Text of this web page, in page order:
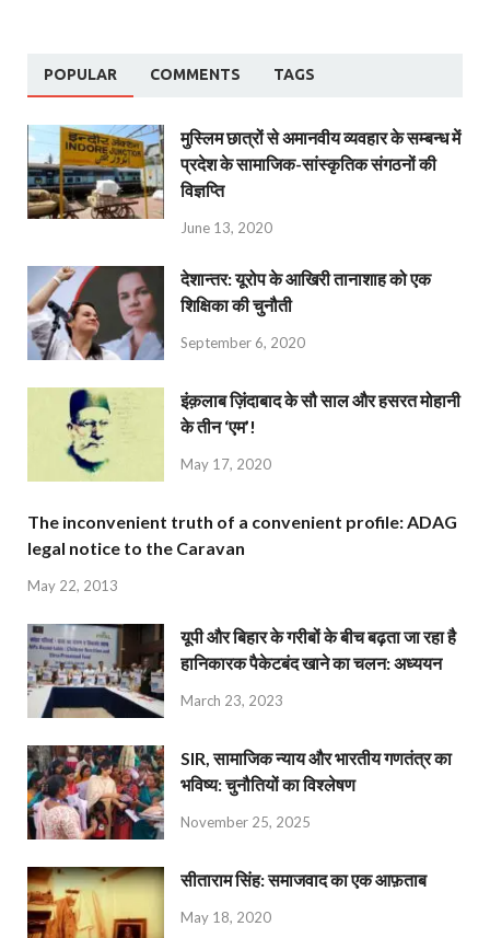
POPULAR COMMENTS TAGS
मुस्लिम छात्रों से अमानवीय व्यवहार के सम्बन्ध में
प्रदेश के सामाजिक-सांस्कृतिक संगठनों की
विज्ञप्ति
June 13, 2020
देशान्‍तर: यूरोप के आखिरी तानाशाह को एक
शिक्षिका की चुनौती
September 6, 2020
इंक़लाब ज़िंदाबाद के सौ साल और हसरत मोहानी
के तीन ‘एम’!
May 17, 2020
The inconvenient truth of a convenient profile: ADAG
legal notice to the Caravan
May 22, 2013
यूपी और बिहार के गरीबों के बीच बढ़ता जा रहा है
हानिकारक पैकेटबंद खाने का चलन: अध्ययन
March 23, 2023
SIR, सामाजिक न्याय और भारतीय गणतंत्र का
भविष्य: चुनौतियों का विश्लेषण
November 25, 2025
सीताराम सिंह: समाजवाद का एक आफ़ताब
May 18, 2020